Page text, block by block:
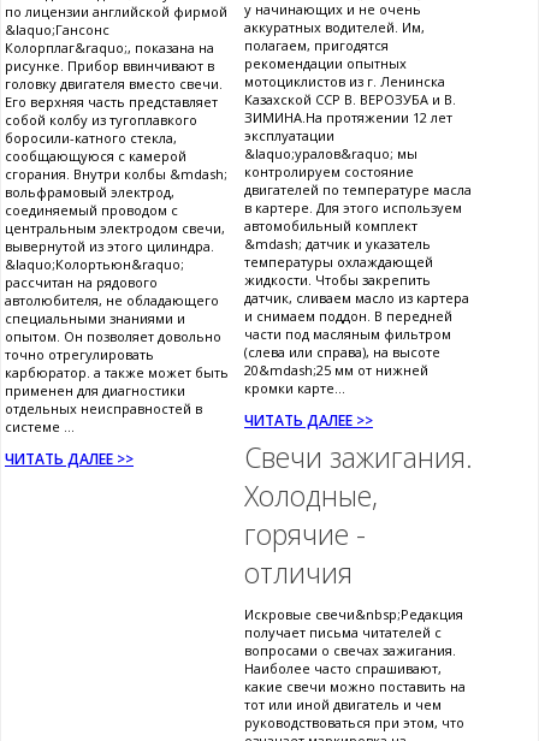
по лицензии английской фирмой
&laquo;Гансонс
Колорплаг&raquo;, показана на
рисунке. Прибор ввинчивают в
головку двигателя вместо свечи.
Его верхняя часть представляет
собой колбу из тугоплавкого
боросили-катного стекла,
сообщающуюся с камерой
сгорания. Внутри колбы &mdash;
вольфрамовый электрод,
соединяемый проводом с
центральным электродом свечи,
вывернутой из этого цилиндра.
&laquo;Колортьюн&raquo;
рассчитан на рядового
автолюбителя, не обладающего
специальными знаниями и
опытом. Он позволяет довольно
точно отрегулировать
карбюратор. а также может быть
применен для диагностики
отдельных неисправностей в
системе ...
ЧИТАТЬ ДАЛЕЕ >>
у начинающих и не очень
аккуратных водителей. Им,
полагаем, пригодятся
рекомендации опытных
мотоциклистов из г. Ленинска
Казахской ССР В. ВЕРОЗУБА и В.
ЗИМИНА.На протяжении 12 лет
эксплуатации
&laquo;уралов&raquo; мы
контролируем состояние
двигателей по температуре масла
в картере. Для этого используем
автомобильный комплект
&mdash; датчик и указатель
температуры охлаждающей
жидкости. Чтобы закрепить
датчик, сливаем масло из картера
и снимаем поддон. В передней
части под масляным фильтром
(слева или справа), на высоте
20&mdash;25 мм от нижней
кромки карте...
ЧИТАТЬ ДАЛЕЕ >>
Свечи зажигания.
Холодные,
горячие -
отличия
Искровые свечи&nbsp;Редакция
получает письма читателей с
вопросами о свечах зажигания.
Наиболее часто спрашивают,
какие свечи можно поставить на
тот или иной двигатель и чем
руководствоваться при этом, что